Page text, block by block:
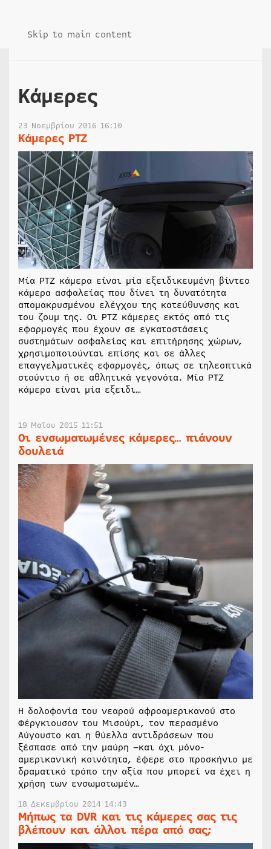
Skip to main content
Κάμερες
23 Νοεμβρίου 2016 16:10
Κάμερες PTZ
Μία PTZ κάμερα είναι μία εξειδικευμένη βίντεο
κάμερα ασφαλείας που δίνει τη δυνατότητα
απομακρυσμένου ελέγχου της κατεύθυνσης και
του ζουμ της. Οι PTZ κάμερες εκτός από τις
εφαρμογές που έχουν σε εγκαταστάσεις
συστημάτων ασφαλείας και επιτήρησης χώρων,
χρησιμοποιούνται επίσης και σε άλλες
επαγγελματικές εφαρμογές, όπως σε τηλεοπτικά
στούντιο ή σε αθλητικά γεγονότα. Μία PTZ
κάμερα είναι μία εξειδι…
19 Μαΐου 2015 11:51
Οι ενσωματωμένες κάμερες… πιάνουν
δουλειά
Η δολοφονία του νεαρού αφροαμερικανού στο
Φέργκιουσον του Μισούρι, τον περασμένο
Αύγουστο και η θύελλα αντιδράσεων που
ξέσπασε από την μαύρη –και όχι μόνο-
αμερικανική κοινότητα, έφερε στο προσκήνιο με
δραματικό τρόπο την αξία που μπορεί να έχει η
χρήση των ενσωματωμέν…
18 Δεκεμβρίου 2014 14:43
Μήπως τα DVR και τις κάμερες σας τις
βλέπουν και άλλοι πέρα από σας;